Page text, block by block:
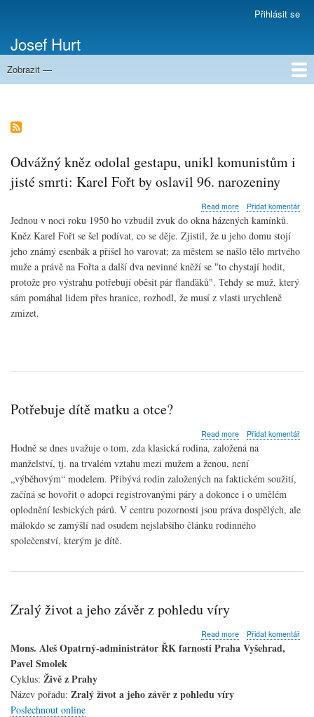
obsahu
uživatelského
účtu
Přihlásit se
Josef Hurt
Zobrazit —
Odvážný kněz odolal gestapu, unikl komunistům i
jisté smrti: Karel Fořt by oslavil 96. narozeniny
Read moreabout
Odvážný
odolal
gestapu,
unikl
komunistům
i
jisté
96.
Přidat komentář
Jednou v noci roku 1950 ho vzbudil zvuk do okna házených kamínků.
Kněz Karel Fořt se šel podívat, co se děje. Zjistil, že u jeho domu stojí
jeho známý esenbák a přišel ho varovat; za městem se našlo tělo mrtvého
muže a právě na Fořta a další dva nevinné kněží se "to chystají hodit,
protože pro výstrahu potřebují oběsit pár flanďáků". Tehdy se muž, který
sám pomáhal lidem přes hranice, rozhodl, že musí z vlasti urychleně
zmizet.
Potřebuje dítě matku a otce?
Read moreabout
Potřebuje
matku
a
otce?
Přidat komentář
Hodně se dnes uvažuje o tom, zda klasická rodina, založená na
manželství, tj. na trvalém vztahu mezi mužem a ženou, není
„výběhovým“ modelem. Přibývá rodin založených na faktickém soužití,
začíná se hovořit o adopci registrovanými páry a dokonce i o umělém
oplodnění lesbických párů. V centru pozornosti jsou práva dospělých, ale
málokdo se zamýšlí nad osudem nejslabšího článku rodinného
společenství, kterým je dítě.
Zralý život a jeho závěr z pohledu víry
Read moreabout
Zralý
život
Přidat komentář
Mons. Aleš Opatrný-administrátor ŘK farnosti Praha Vyšehrad,
Pavel Smolek
Cyklus: Živě z Prahy
Název pořadu: Zralý život a jeho závěr z pohledu víry
Poslechnout online